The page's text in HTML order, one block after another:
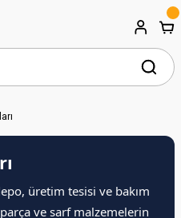
üretim tesisi ve bakım
ve sarf malzemelerin